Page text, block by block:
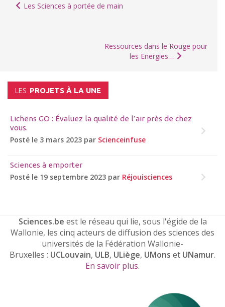
Les Sciences à portée de main
Ressources dans le Rouge pour
les Energies…
LES PROJETS À LA UNE
Lichens GO : Évaluez la qualité de l’air près de chez
vous.
Posté le 3 mars 2023 par Scienceinfuse
Sciences à emporter
Posté le 19 septembre 2023 par Réjouisciences
Sciences.be est le réseau qui lie, sous l'égide de la
Wallonie, les cinq acteurs de diffusion des sciences des
universités de la Fédération Wallonie-
Bruxelles : UCLouvain, ULB, ULiège, UMons et UNamur.
En savoir plus.